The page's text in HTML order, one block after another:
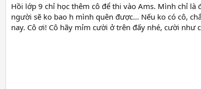
Hồi lớp 9 chỉ học thêm cô để thi vào Ams. Mình chỉ
người sẽ ko bao h mình quên được... Nếu ko có cô,
nay. Cô ơi! Cô hãy mỉm cười ở trên đấy nhé, cười như